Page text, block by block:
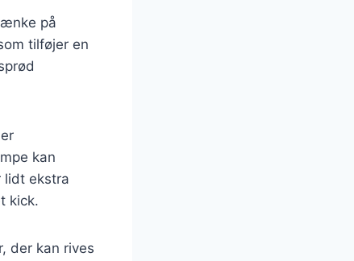
på
tilføjer en
kan
lidt ekstra
kick.
der kan rives